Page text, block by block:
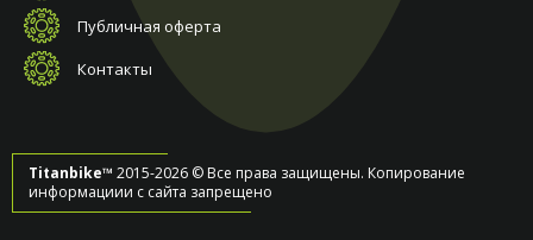
Публичная оферта
Контакты
Titanbike™ 2015-2026 © Все права защищены. Копирование
информациии с сайта запрещено